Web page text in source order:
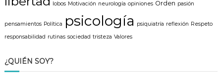
lobos Motivación neurología opiniones Orden pasión
pensamientos Política psicología psiquiatría reflexión Respeto
responsabilidad rutinas sociedad tristeza Valores
¿QUIÉN SOY?